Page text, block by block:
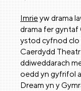
Imrieyw drama
drama fer gyntaf
ystod cyfnod clo
Caerdydd
ddiweddarach
oedd yn gyfrifol
Dream yn y